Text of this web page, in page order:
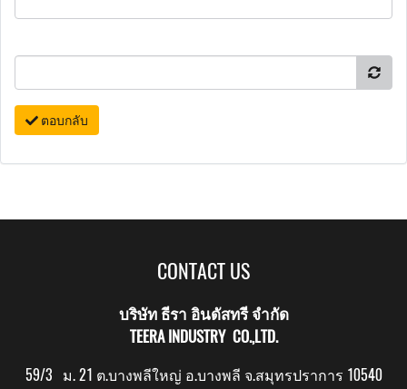
ตอบกลับ
CONTACT US
บริษัท ธีรา อินดัสทรี จำกัด
TEERA INDUSTRY CO.,LTD.
59/3 ม. 21 ต.บางพลีใหญ่ อ.บางพลี จ.สมุทรปราการ 10540